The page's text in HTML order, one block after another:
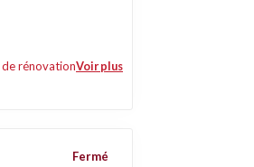
rénovationVoir plus
Fermé